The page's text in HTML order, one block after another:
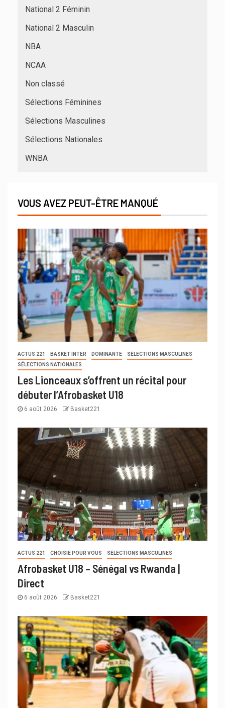
National 2 Féminin
National 2 Masculin
NBA
NCAA
Non classé
Sélections Féminines
Sélections Masculines
Sélections Nationales
WNBA
VOUS AVEZ PEUT-ÊTRE MANQUÉ
ACTUS 221 BASKET INTER DOMINANTE
SÉLECTIONS MASCULINES
SÉLECTIONS NATIONALES
Les Lionceaux s’offrent un récital pour
débuter l’Afrobasket U18
6 août 2026 Basket221
ACTUS 221 CHOISIE POUR VOUS SÉLECTIONS MASCULINES
Afrobasket U18 – Sénégal vs Rwanda |
Direct
6 août 2026 Basket221